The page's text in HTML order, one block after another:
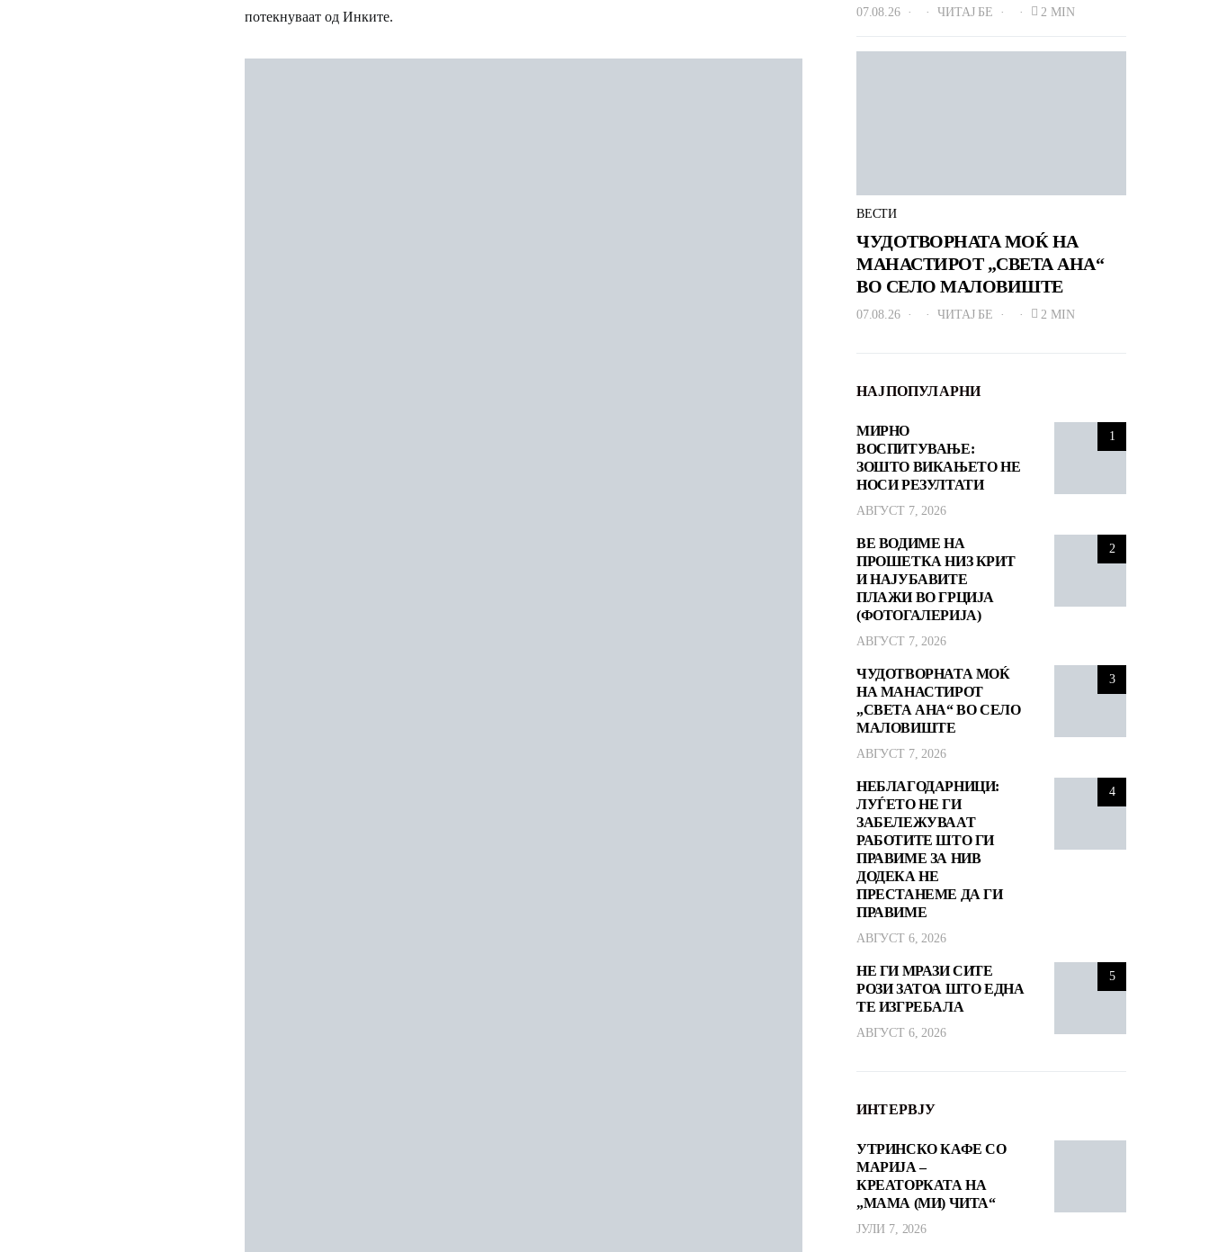
потекнуваат од Инките.
07.08.26 ЧИТАЈ БЕ 2 MIN
ВЕСТИ
ЧУДОТВОРНАТА МОЌ НА
МАНАСТИРОТ „СВЕТА АНА“
ВО СЕЛО МАЛОВИШТЕ
07.08.26 ЧИТАЈ БЕ 2 MIN
НАЈПОПУЛАРНИ
1
МИРНО
ВОСПИТУВАЊЕ:
ЗОШТО ВИКАЊЕТО НЕ
НОСИ РЕЗУЛТАТИ
АВГУСТ 7, 2026
2
ВЕ ВОДИМЕ НА
ПРОШЕТКА НИЗ КРИТ
И НАЈУБАВИТЕ
ПЛАЖИ ВО ГРЦИЈА
(ФОТОГАЛЕРИЈА)
АВГУСТ 7, 2026
3
ЧУДОТВОРНАТА МОЌ
НА МАНАСТИРОТ
„СВЕТА АНА“ ВО СЕЛО
МАЛОВИШТЕ
АВГУСТ 7, 2026
4
НЕБЛАГОДАРНИЦИ:
ЛУЃЕТО НЕ ГИ
ЗАБЕЛЕЖУВААТ
РАБОТИТЕ ШТО ГИ
ПРАВИМЕ ЗА НИВ
ДОДЕКА НЕ
ПРЕСТАНЕМЕ ДА ГИ
ПРАВИМЕ
АВГУСТ 6, 2026
5
НЕ ГИ МРАЗИ СИТЕ
РОЗИ ЗАТОА ШТО ЕДНА
ТЕ ИЗГРЕБАЛА
АВГУСТ 6, 2026
ИНТЕРВЈУ
УТРИНСКО КАФЕ СО
МАРИЈА –
КРЕАТОРКАТА НА
„МАМА (МИ) ЧИТА“
ЈУЛИ 7, 2026